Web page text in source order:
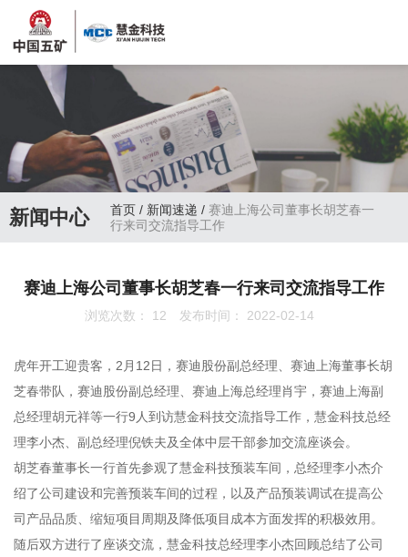
新闻中心 首页/ 新闻速递 /赛迪上海公司董事长胡芝春一
行来司交流指导工作
赛迪上海公司董事长胡芝春一行来司交流指导工作
浏览次数： 12 发布时间： 2022-02-14
虎年开工迎贵客，2月12日，赛迪股份副总经理、赛迪上海董事长胡
芝春带队，赛迪股份副总经理、赛迪上海总经理肖宇，赛迪上海副
总经理胡元祥等一行9人到访慧金科技交流指导工作，慧金科技总经
理李小杰、副总经理倪铁夫及全体中层干部参加交流座谈会。
胡芝春董事长一行首先参观了慧金科技预装车间，总经理李小杰介
绍了公司建设和完善预装车间的过程，以及产品预装调试在提高公
司产品品质、缩短项目周期及降低项目成本方面发挥的积极效用。
随后双方进行了座谈交流，慧金科技总经理李小杰回顾总结了公司